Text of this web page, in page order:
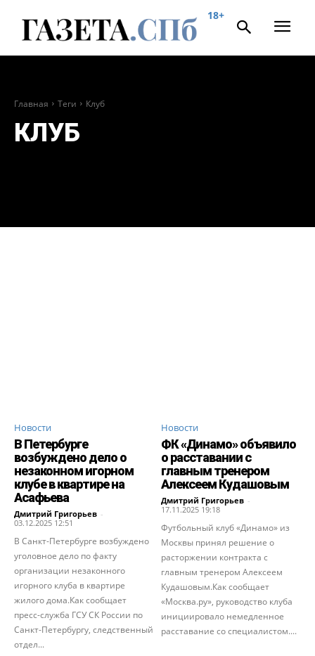
18+
Главная Теги Клуб
КЛУБ
Новости
В Петербурге
возбуждено дело о
незаконном игорном
клубе в квартире на
Асафьева
Дмитрий Григорьев -
03.12.2025 12:51
В Санкт-Петербурге возбуждено
уголовное дело по факту
организации незаконного
игорного клуба в квартире
жилого дома.Как сообщает
пресс-служба ГСУ СК России по
Санкт-Петербургу, следственный
отдел...
Новости
ФК «Динамо» объявило
о расставании с
главным тренером
Алексеем Кудашовым
Дмитрий Григорьев -
17.11.2025 19:18
Футбольный клуб «Динамо» из
Москвы принял решение о
расторжении контракта с
главным тренером Алексеем
Кудашовым.Как сообщает
«Москва.ру», руководство клуба
инициировало немедленное
расставание со специалистом....